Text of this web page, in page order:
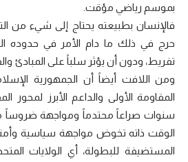
بموسم رياضي مؤقت.
فالإنسان بطبيعته يحتاج إلى شيء من
حرج في ذلك ما دام الأمر في حدوده
تفريط، ودون أن يؤثر سلباً على المبادئ
ومن اللافت أيضاً أن الجمهورية
المقاومة الأولى والداعم الأبرز لمحور
سنوات صراعاً محتدماً ومواجهة ضروساً
الوقت ذاته تخوض مواجهة سياسية
المستضيفة للبطولة، أي الولايات